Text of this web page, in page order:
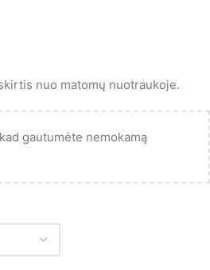
nuo matomų nuotraukoje.
gautumėte nemokamą